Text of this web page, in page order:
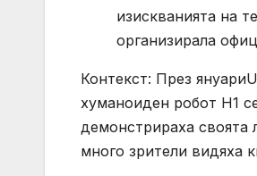
изискванията на
организирала
Контекст: През
хуманоиден робот H1
демонстрираха своята
много зрители видяха